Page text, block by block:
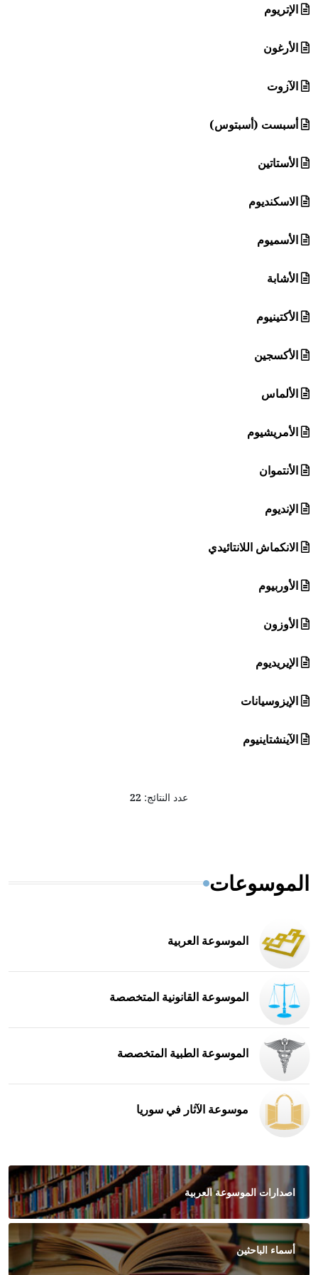
الإتريوم
الأرغون
الآزوت
أسبست (أسبتوس)
الأستاتين
الاسكنديوم
الأسميوم
الأشابة
الأكتينيوم
الأكسجين
الألماس
الأمريشيوم
الأنتموان
الإنديوم
الانكماش اللانتائيدي
الأوربيوم
الأوزون
الإيريديوم
الإيزوسيانات
الآينشتاينيوم
عدد النتائج: 22
الموسوعات
الموسوعة العربية
الموسوعة القانونية المتخصصة
الموسوعة الطبية المتخصصة
موسوعة الآثار في سوريا
اصدارات الموسوعة العربية
أسماء الباحثين